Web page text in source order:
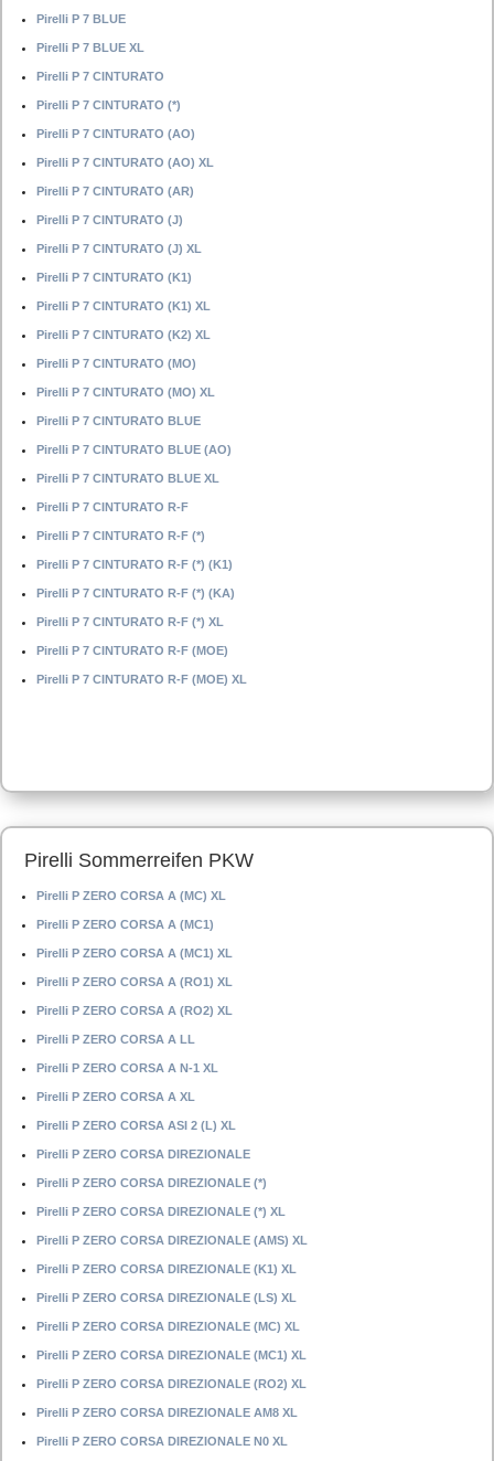
Pirelli P 7 BLUE
Pirelli P 7 BLUE XL
Pirelli P 7 CINTURATO
Pirelli P 7 CINTURATO (*)
Pirelli P 7 CINTURATO (AO)
Pirelli P 7 CINTURATO (AO) XL
Pirelli P 7 CINTURATO (AR)
Pirelli P 7 CINTURATO (J)
Pirelli P 7 CINTURATO (J) XL
Pirelli P 7 CINTURATO (K1)
Pirelli P 7 CINTURATO (K1) XL
Pirelli P 7 CINTURATO (K2) XL
Pirelli P 7 CINTURATO (MO)
Pirelli P 7 CINTURATO (MO) XL
Pirelli P 7 CINTURATO BLUE
Pirelli P 7 CINTURATO BLUE (AO)
Pirelli P 7 CINTURATO BLUE XL
Pirelli P 7 CINTURATO R-F
Pirelli P 7 CINTURATO R-F (*)
Pirelli P 7 CINTURATO R-F (*) (K1)
Pirelli P 7 CINTURATO R-F (*) (KA)
Pirelli P 7 CINTURATO R-F (*) XL
Pirelli P 7 CINTURATO R-F (MOE)
Pirelli P 7 CINTURATO R-F (MOE) XL
Pirelli Sommerreifen PKW
Pirelli P ZERO CORSA A (MC) XL
Pirelli P ZERO CORSA A (MC1)
Pirelli P ZERO CORSA A (MC1) XL
Pirelli P ZERO CORSA A (RO1) XL
Pirelli P ZERO CORSA A (RO2) XL
Pirelli P ZERO CORSA A LL
Pirelli P ZERO CORSA A N-1 XL
Pirelli P ZERO CORSA A XL
Pirelli P ZERO CORSA ASI 2 (L) XL
Pirelli P ZERO CORSA DIREZIONALE
Pirelli P ZERO CORSA DIREZIONALE (*)
Pirelli P ZERO CORSA DIREZIONALE (*) XL
Pirelli P ZERO CORSA DIREZIONALE (AMS) XL
Pirelli P ZERO CORSA DIREZIONALE (K1) XL
Pirelli P ZERO CORSA DIREZIONALE (LS) XL
Pirelli P ZERO CORSA DIREZIONALE (MC) XL
Pirelli P ZERO CORSA DIREZIONALE (MC1) XL
Pirelli P ZERO CORSA DIREZIONALE (RO2) XL
Pirelli P ZERO CORSA DIREZIONALE AM8 XL
Pirelli P ZERO CORSA DIREZIONALE N0 XL